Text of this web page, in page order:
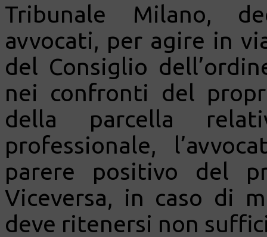
Tribunale Milano,
avvocati, per agire in
del Consiglio
nei confronti del
della parcella
professionale,
parere positivo del
Viceversa, in caso di
deve ritenersi non